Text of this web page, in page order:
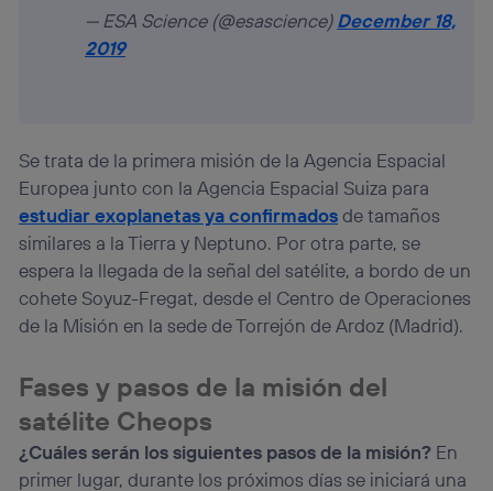
— ESA Science (@esascience)December 18,
2019
Se trata de la primera misión de la Agencia Espacial
Europea junto con la Agencia Espacial Suiza para
estudiar exoplanetas ya confirmadosde tamaños
similares a la Tierra y Neptuno. Por otra parte, se
espera la llegada de la señal del satélite, a bordo de un
cohete Soyuz-Fregat, desde el Centro de Operaciones
de la Misión en la sede de Torrejón de Ardoz (Madrid).
Fases y pasos de la misión del
satélite Cheops
¿Cuáles serán los siguientes pasos de la misión? En
primer lugar, durante los próximos días se iniciará una